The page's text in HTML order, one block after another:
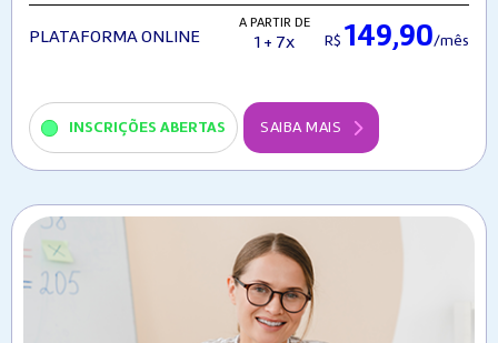
PLATAFORMA ONLINE
A PARTIR DE
1 + 7x R$ 149,90/mês
INSCRIÇÕES ABERTAS SAIBA MAIS